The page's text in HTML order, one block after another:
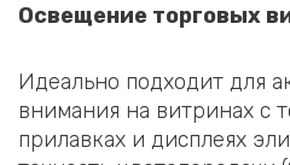
Освещение торговых
Идеально подходит для
внимания на витринах с
прилавках и дисплеях